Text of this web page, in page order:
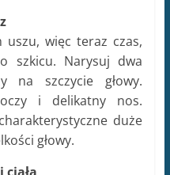
delikatne wargi i
są zachowane i
który chcesz nadać
futro, dlatego